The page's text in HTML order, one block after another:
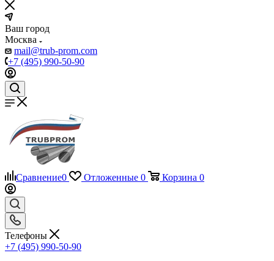
Ваш город
Москва
mail@trub-prom.com
+7 (495) 990-50-90
Сравнение0 Отложенные 0 Корзина 0
Телефоны
+7 (495) 990-50-90